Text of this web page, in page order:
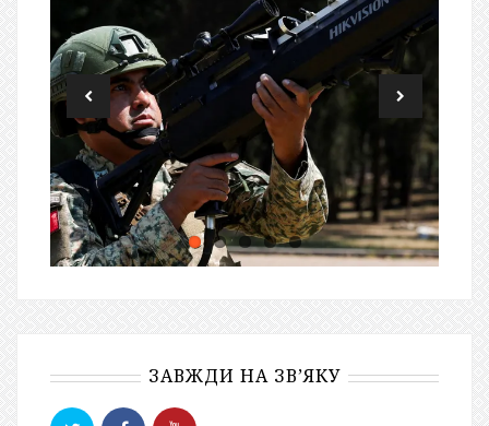
ЗАВЖДИ НА ЗВ’ЯКУ